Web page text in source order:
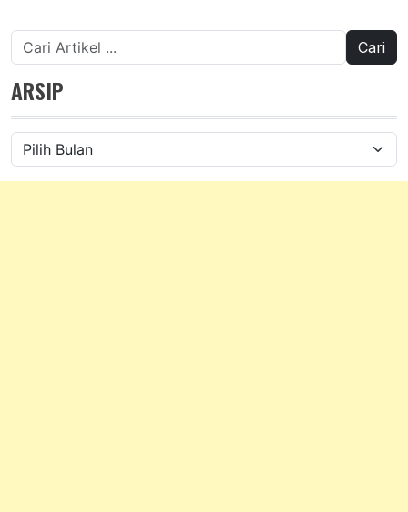
Cari
untuk:
ARSIP
Arsip